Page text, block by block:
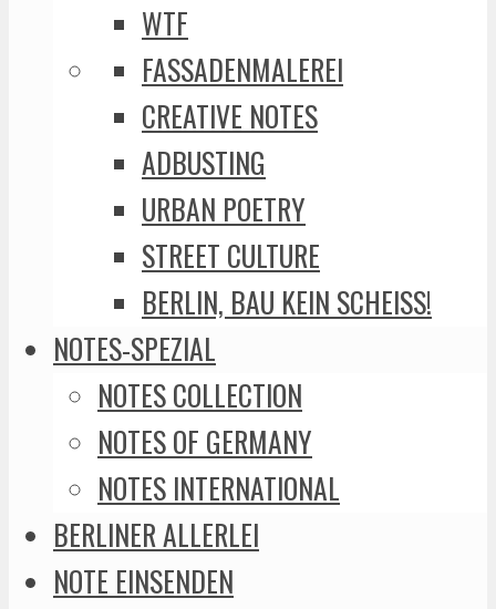
WTF
FASSADENMALEREI
CREATIVE NOTES
ADBUSTING
URBAN POETRY
STREET CULTURE
BERLIN, BAU KEIN SCHEISS!
NOTES-SPEZIAL
NOTES COLLECTION
NOTES OF GERMANY
NOTES INTERNATIONAL
BERLINER ALLERLEI
NOTE EINSENDEN